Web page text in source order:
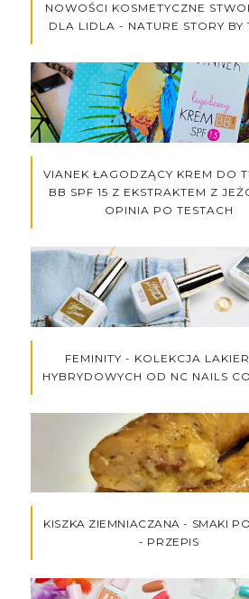
NOWOŚCI KOSMETYCZNE
DLA LIDLA - NATURE STORY BY
VIANEK ŁAGODZĄCY KREM DO
BB SPF 15 Z EKSTRAKTEM Z
OPINIA PO TESTACH
FEMINITY - KOLEKCJA
HYBRYDOWYCH OD NC NAILS
KISZKA ZIEMNIACZANA - SMAKI
- PRZEPIS